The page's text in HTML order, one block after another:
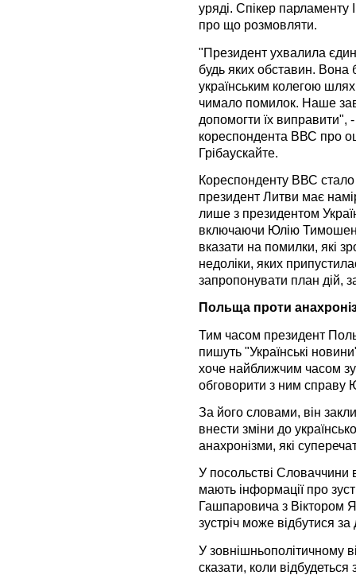
уряді. Спікер
про що розмовляти.
"Президент ухвалила
будь яких обставин. Вона
українським колегою
чимало помилок. Наше
допомогти їх виправити",
кореспондента ВВС про
Грібаускайте.
Кореспонденту ВВС стало
президент Литви має
лише з президентом
включаючи Юлію
вказати на помилки, які
недоліки, яких
запропонувати план дій,
Польща проти
Тим часом президент
пишуть "Українські
хоче найближчим часом
обговорити з ним справу
За його словами, він
внести зміни до
анахронізми, які
У посольстві Словаччини
мають інформації про
Гашпаровича з Віктором
зустріч може відбутися
У зовнішньополітичному
сказати, коли відбудеться